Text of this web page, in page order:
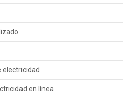
electricidad
en línea